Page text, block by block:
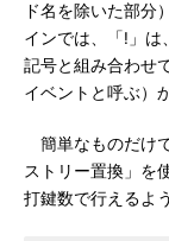
ド名を除いた部分
インでは、「!」は
記号と組み合わせ
イベントと呼ぶ）
簡単なものだけ
ストリー置換」を
打鍵数で行えるよ